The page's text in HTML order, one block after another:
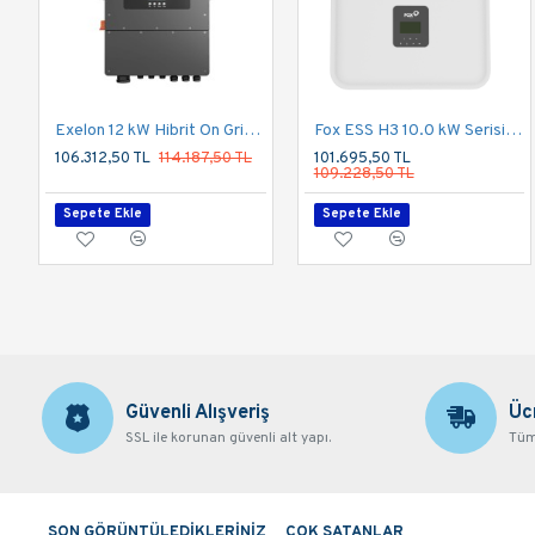
Exelon 12 kW Hibrit On Grid İnverter LV 48V Trifaze 380V
106.312,50 TL 114.187,50 TL
Sepete Ekle
Fox ESS H3 10.0 kW Serisi Üç Faz Hibrit İnverter
101.695,50 TL
109.228,50 TL
Sepete Ekle
Güvenli Alışveriş
SSL ile korunan güvenli alt yapı.